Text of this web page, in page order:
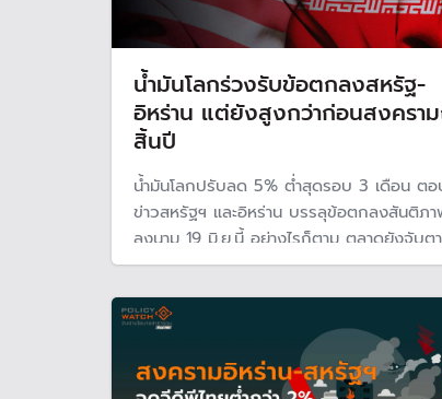
น้ำมันโลกร่วงรับข้อตกลงสหรัฐ-
อิหร่าน แต่ยังสูงกว่าก่อนสงครา
สิ้นปี
น้ำมันโลกปรับลด 5% ต่ำสุดรอบ 3 เดือน ต
ข่าวสหรัฐฯ และอิหร่าน บรรลุข้อตกลงสันติภา
ลงนาม 19 มิ.ย.นี้ อย่างไรก็ตาม ตลาดยังจับต
เสี่ยงในช่วงโค้งสุดท้าย ท่ามกลางแรงต้านภาย
ตะวันออกกลางที่อาจทำให้ข้อตกลงสะดุดได้ทุกเ